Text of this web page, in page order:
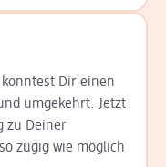
Dir einen
umgekehrt. Jetzt
zu Deiner
zügig wie möglich